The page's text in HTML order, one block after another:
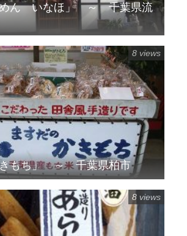
めん いなほ」 ～ 千葉県流
きもち」 ～ 千葉県柏市
8 views
8 views